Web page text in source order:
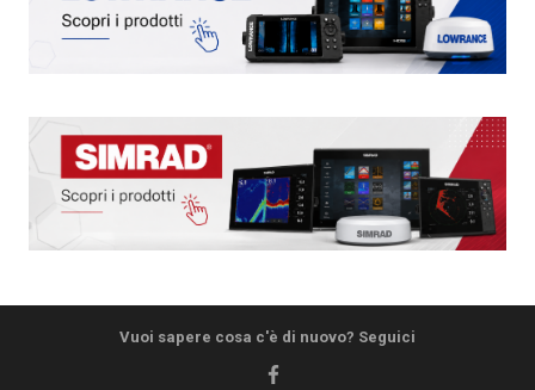
Vuoi sapere cosa c'è di nuovo? Seguici